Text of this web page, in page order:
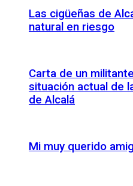
Las cigüeñas de
natural en riesgo
Carta de un
situación actual de
de Alcalá
Mi muy querido